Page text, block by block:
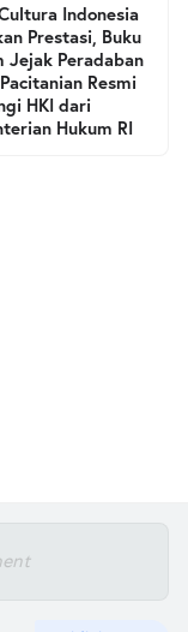
Indonesia
Prestasi, Buku
Jejak Peradaban
Resmi
HKI dari
Hukum RI